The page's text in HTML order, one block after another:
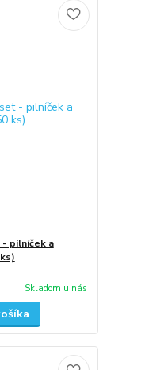
pilníček a
Skladom u nás